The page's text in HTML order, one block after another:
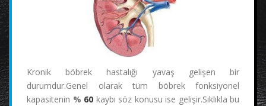
Kronik böbrek hastalığı yavaş gelişen bir
durumdur.Genel olarak tüm böbrek fonksiyonel
kapasitenin % 60 kaybı söz konusu ise gelişir.Sıklıkla bu